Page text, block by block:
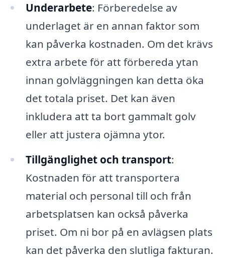
Underarbete: Förberedelse av
underlaget är en annan faktor som
kan påverka kostnaden. Om det krävs
extra arbete för att förbereda ytan
innan golvläggningen kan detta öka
det totala priset. Det kan även
inkludera att ta bort gammalt golv
eller att justera ojämna ytor.
Tillgänglighet och transport:
Kostnaden för att transportera
material och personal till och från
arbetsplatsen kan också påverka
priset. Om ni bor på en avlägsen plats
kan det påverka den slutliga fakturan.